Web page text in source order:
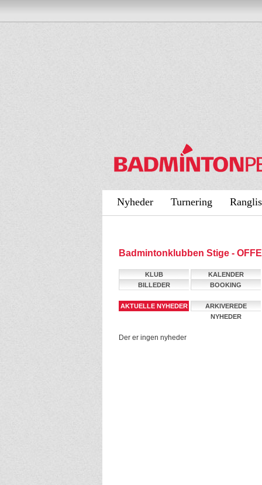
Nyheder Turnering
Badmintonklubben Stige -
KLUB
KALENDER
BILLEDER
BOOKING
AKTUELLE NYHEDER
ARKIVEREDE
NYHEDER
Der er ingen nyheder